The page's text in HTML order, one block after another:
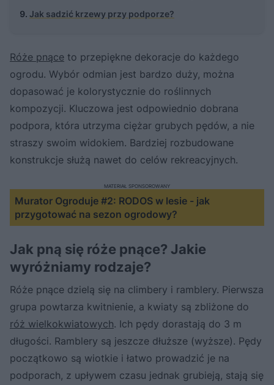
Jak sadzić krzewy przy podporze?
Róże pnące to przepiękne dekoracje do każdego
ogrodu. Wybór odmian jest bardzo duży, można
dopasować je kolorystycznie do roślinnych
kompozycji. Kluczowa jest odpowiednio dobrana
podpora, która utrzyma ciężar grubych pędów, a nie
straszy swoim widokiem. Bardziej rozbudowane
konstrukcje służą nawet do celów rekreacyjnych.
Murator Ogroduje #2: RODOS w lesie - jak
przygotować na sezon ogrodowy?
MATERIAŁ SPONSOROWANY
Jak pną się róże pnące? Jakie
wyróżniamy rodzaje?
Róże pnące dzielą się na climbery i ramblery. Pierwsza
grupa powtarza kwitnienie, a kwiaty są zbliżone do
róż wielkokwiatowych. Ich pędy dorastają do 3 m
długości. Ramblery są jeszcze dłuższe (wyższe). Pędy
początkowo są wiotkie i łatwo prowadzić je na
podporach, z upływem czasu jednak grubieją, stają się